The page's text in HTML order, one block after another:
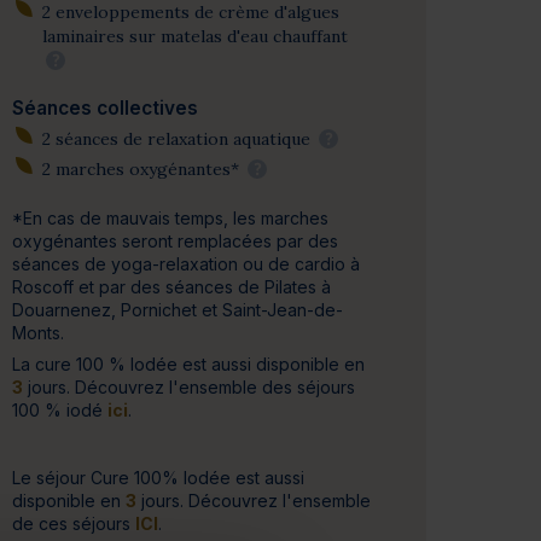
2 enveloppements de crème d'algues
laminaires sur matelas d'eau chauffant
Séances collectives
2 séances de relaxation aquatique
2 marches oxygénantes*
*En cas de mauvais temps, les marches
oxygénantes seront remplacées par des
séances de yoga-relaxation ou de cardio à
Roscoff et par des séances de Pilates à
Douarnenez, Pornichet et Saint-Jean-de-
Monts.
La cure 100 % Iodée est aussi disponible en
3 jours. Découvrez l'ensemble des séjours
100 % iodé ici.
Le séjour Cure 100% Iodée est aussi
disponible en 3 jours. Découvrez l'ensemble
de ces séjours ICI.